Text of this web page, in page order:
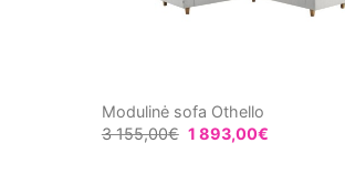
Modulinė sofa Othello
3 155,00€ 1 893,00€